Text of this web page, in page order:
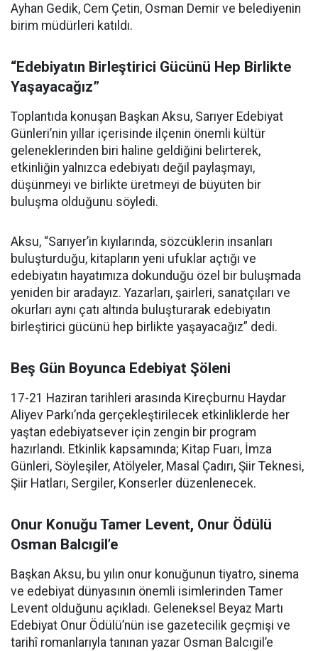
Ayhan Gedik, Cem Çetin, Osman Demir ve belediyenin
birim müdürleri katıldı.
“Edebiyatın Birleştirici Gücünü Hep Birlikte
Yaşayacağız”
Toplantıda konuşan Başkan Aksu, Sarıyer Edebiyat
Günleri’nin yıllar içerisinde ilçenin önemli kültür
geleneklerinden biri haline geldiğini belirterek,
etkinliğin yalnızca edebiyatı değil paylaşmayı,
düşünmeyi ve birlikte üretmeyi de büyüten bir
buluşma olduğunu söyledi.
Aksu, “Sarıyer’in kıyılarında, sözcüklerin insanları
buluşturduğu, kitapların yeni ufuklar açtığı ve
edebiyatın hayatımıza dokunduğu özel bir buluşmada
yeniden bir aradayız. Yazarları, şairleri, sanatçıları ve
okurları aynı çatı altında buluşturarak edebiyatın
birleştirici gücünü hep birlikte yaşayacağız” dedi.
Beş Gün Boyunca Edebiyat Şöleni
17-21 Haziran tarihleri arasında Kireçburnu Haydar
Aliyev Parkı’nda gerçekleştirilecek etkinliklerde her
yaştan edebiyatsever için zengin bir program
hazırlandı. Etkinlik kapsamında; Kitap Fuarı, İmza
Günleri, Söyleşiler, Atölyeler, Masal Çadırı, Şiir Teknesi,
Şiir Hatları, Sergiler, Konserler düzenlenecek.
Onur Konuğu Tamer Levent, Onur Ödülü
Osman Balcıgil’e
Başkan Aksu, bu yılın onur konuğunun tiyatro, sinema
ve edebiyat dünyasının önemli isimlerinden Tamer
Levent olduğunu açıkladı. Geleneksel Beyaz Martı
Edebiyat Onur Ödülü’nün ise gazetecilik geçmişi ve
tarihî romanlarıyla tanınan yazar Osman Balcıgil’e